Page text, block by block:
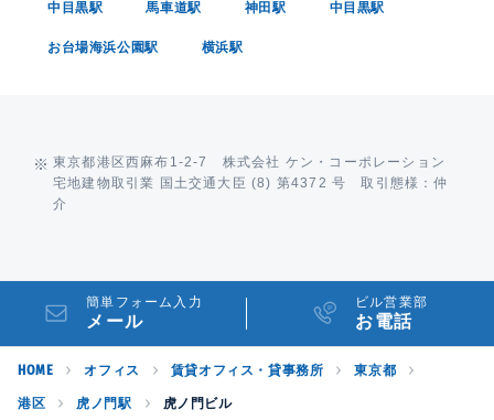
中目黒駅 馬車道駅 神田駅 中目黒駅
お台場海浜公園駅 横浜駅
東京都港区西麻布1-2-7 株式会社 ケン・コーポレーション
宅地建物取引業 国土交通大臣 (8) 第4372 号 取引態様：仲
介
簡単フォーム入力
メール
ビル営業部
お電話
HOME オフィス 賃貸オフィス・貸事務所 東京都
港区 虎ノ門駅 虎ノ門ビル